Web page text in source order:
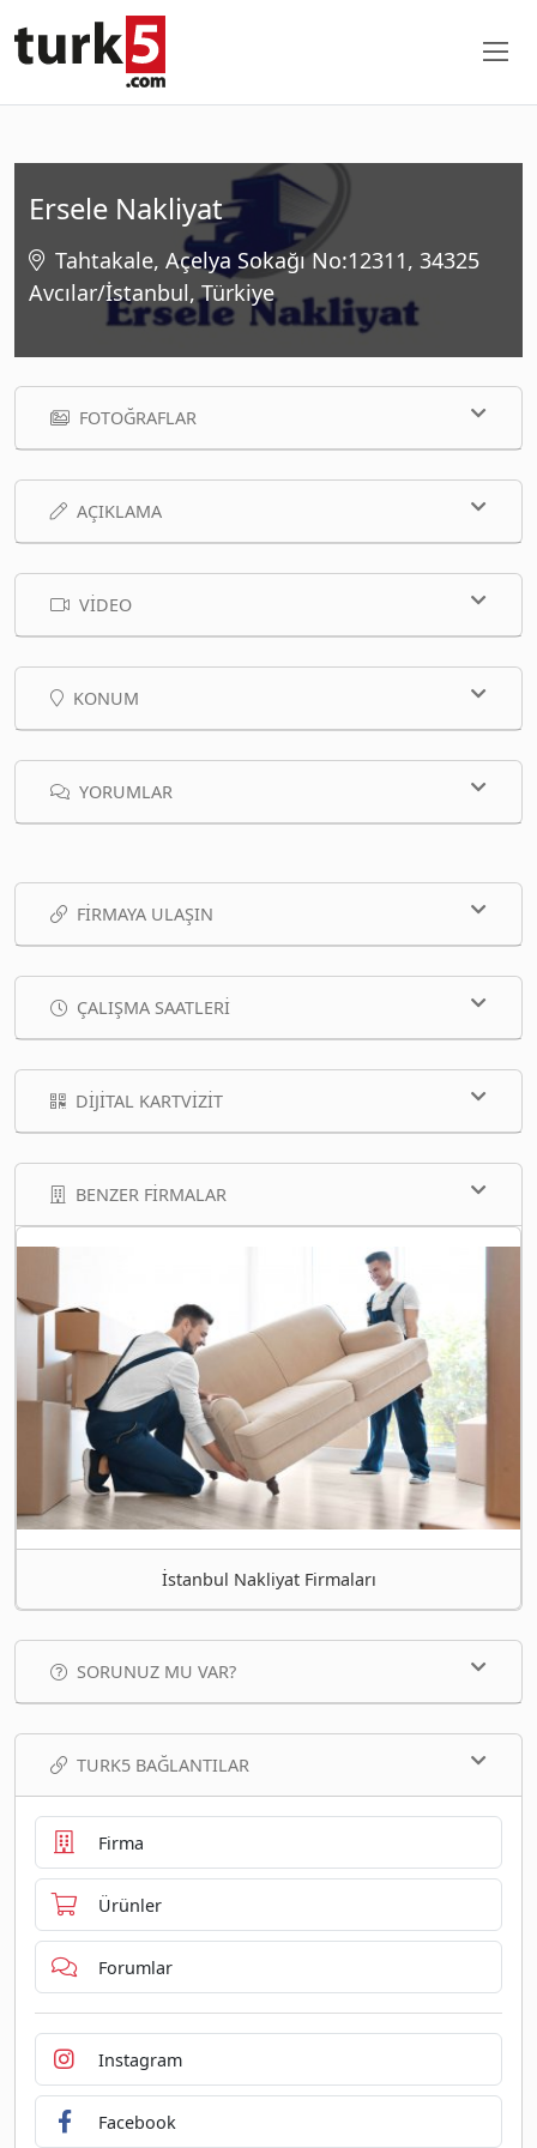
Ersele Nakliyat
Tahtakale, Açelya Sokağı No:12311, 34325
Avcılar/İstanbul, Türkiye
FOTOĞRAFLAR
AÇIKLAMA
VIDEO
KONUM
YORUMLAR
FIRMAYA ULAŞIN
ÇALIŞMA SAATLERI
DIJITAL KARTVIZIT
BENZER FIRMALAR
İstanbul Nakliyat Firmaları
SORUNUZ MU VAR?
TURK5 BAĞLANTILAR
Firma
Ürünler
Forumlar
Instagram
Facebook